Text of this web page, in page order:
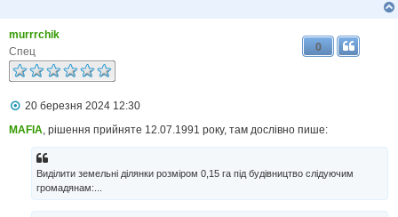
murrrchik
Спец
0
П
в
20 березня 2024 12:30
MAFIA, рішення прийняте 12.07.1991 року, там дослівно пише:
Виділити земельні ділянки розміром 0,15 га під будівництво слідуючим
громадянам:...